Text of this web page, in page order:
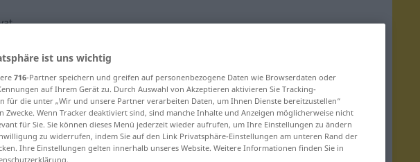
für "formulovat"
ist uns wichtig
716-Partner speichern und greifen auf personenbezogene Daten wie Browserdaten oder
auf Ihrem Gerät zu. Durch Auswahl von Akzeptieren aktivieren Sie Tracking-
für die unter „Wir und unsere Partner verarbeiten Daten, um Ihnen Dienste bereitzustellen“
Zwecke. Wenn Tracker deaktiviert sind, sind manche Inhalte und Anzeigen möglicherweise nicht
für Sie. Sie können dieses Menü jederzeit wieder aufrufen, um Ihre Einstellungen zu ändern
zu widerrufen, indem Sie auf den Link Privatsphäre-Einstellungen am unteren Rand der
Ihre Einstellungen gelten innerhalb unseres Website. Weitere Informationen finden Sie in